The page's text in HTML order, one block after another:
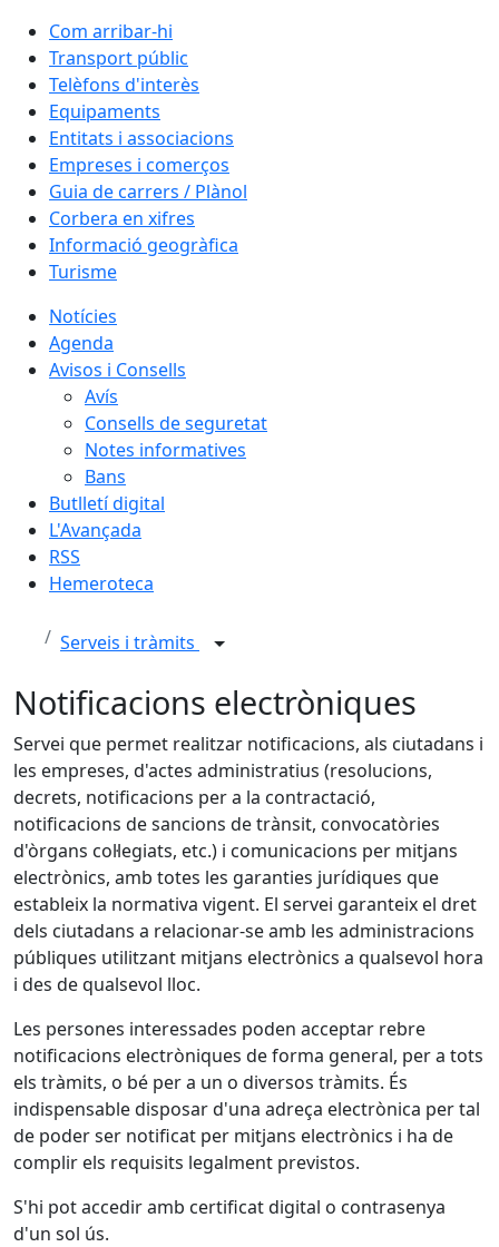
Com arribar-hi
Transport públic
Telèfons d'interès
Equipaments
Entitats i associacions
Empreses i comerços
Guia de carrers / Plànol
Corbera en xifres
Informació geogràfica
Turisme
Notícies
Agenda
Avisos i Consells
Avís
Consells de seguretat
Notes informatives
Bans
Butlletí digital
L'Avançada
RSS
Hemeroteca
Serveis i tràmits
Notificacions electròniques
Servei que permet realitzar notificacions, als ciutadans i
les empreses, d'actes administratius (resolucions,
decrets, notificacions per a la contractació,
notificacions de sancions de trànsit, convocatòries
d'òrgans col·legiats, etc.) i comunicacions per mitjans
electrònics, amb totes les garanties jurídiques que
estableix la normativa vigent. El servei garanteix el dret
dels ciutadans a relacionar-se amb les administracions
públiques utilitzant mitjans electrònics a qualsevol hora
i des de qualsevol lloc.
Les persones interessades poden acceptar rebre
notificacions electròniques de forma general, per a tots
els tràmits, o bé per a un o diversos tràmits. És
indispensable disposar d'una adreça electrònica per tal
de poder ser notificat per mitjans electrònics i ha de
complir els requisits legalment previstos.
S'hi pot accedir amb certificat digital o contrasenya
d'un sol ús.